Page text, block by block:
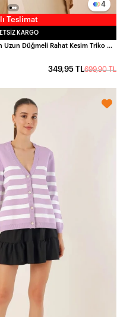
Teslimat
4
KARGO
Kadın Bisküvi Saç Örgü Desen Uzun Düğmeli Rahat Kesim Triko Hırka HZL23W-BD1100691
699,90 TL
349,95 TL